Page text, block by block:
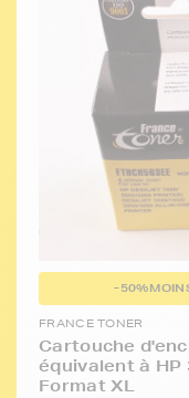
-50%
FRANCE TONER
Cartouche
équivalent à HP
Format XL